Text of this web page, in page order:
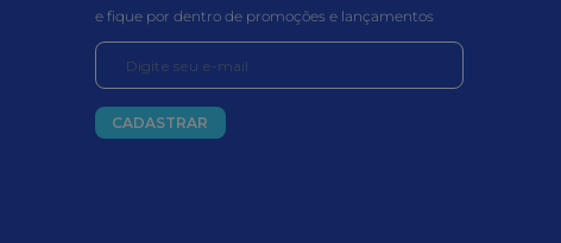
e fique por dentro de promoções e lançamentos
CADASTRAR